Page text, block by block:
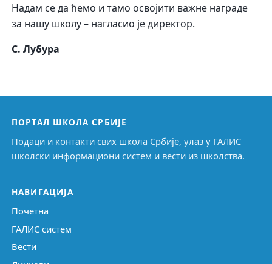
Надам се да ћемо и тамо освојити важне награде
за нашу школу – нагласио је директор.
С. Лубура
ПОРТАЛ ШКОЛА СРБИЈЕ
Подаци и контакти свих школа Србије, улаз у ГАЛИС
школски информациони систем и вести из школства.
НАВИГАЦИЈА
Почетна
ГАЛИС систем
Вести